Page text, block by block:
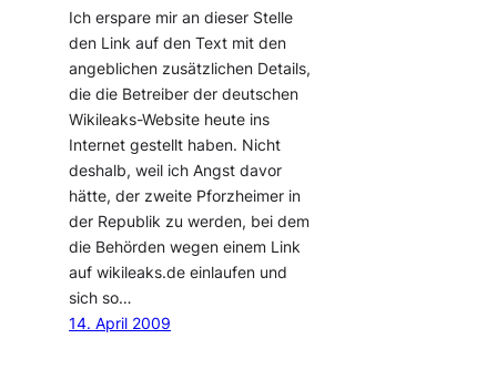
Ich erspare mir an dieser Stelle
den Link auf den Text mit den
angeblichen zusätzlichen Details,
die die Betreiber der deutschen
Wikileaks-Website heute ins
Internet gestellt haben. Nicht
deshalb, weil ich Angst davor
hätte, der zweite Pforzheimer in
der Republik zu werden, bei dem
die Behörden wegen einem Link
auf wikileaks.de einlaufen und
sich so…
14. April 2009